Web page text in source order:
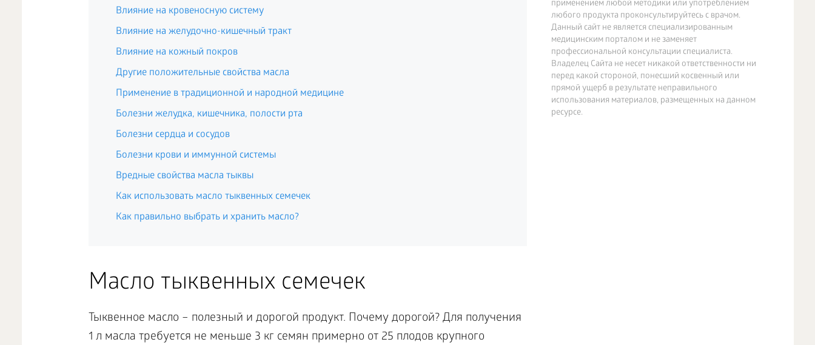
применением любой методики или употреблением
любого продукта проконсультируйтесь с врачом.
Данный сайт не является специализированным
медицинским порталом и не заменяет
профессиональной консультации специалиста.
Владелец Сайта не несет никакой ответственности ни
перед какой стороной, понесший косвенный или
прямой ущерб в результате неправильного
использования материалов, размещенных на данном
ресурсе.
Влияние на кровеносную систему
Влияние на желудочно-кишечный тракт
Влияние на кожный покров
Другие положительные свойства масла
Применение в традиционной и народной медицине
Болезни желудка, кишечника, полости рта
Болезни сердца и сосудов
Болезни крови и иммунной системы
Вредные свойства масла тыквы
Как использовать масло тыквенных семечек
Как правильно выбрать и хранить масло?
Масло тыквенных семечек
Тыквенное масло – полезный и дорогой продукт. Почему дорогой? Для получения
1 л масла требуется не меньше 3 кг семян примерно от 25 плодов крупного